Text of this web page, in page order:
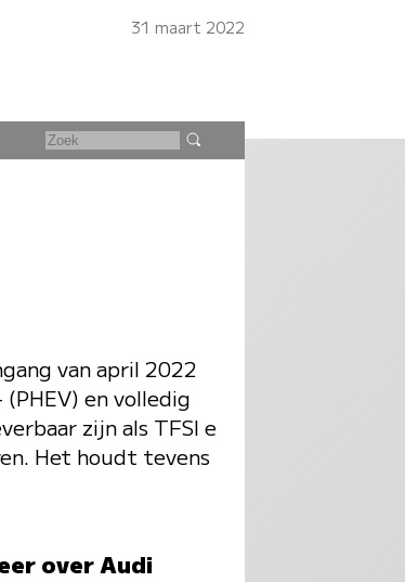
31 maart 2022
van april 2022
en volledig
zijn als TFSI e
Het houdt tevens
over Audi